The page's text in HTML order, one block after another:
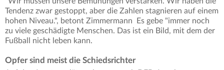
Tendenz zwar gestoppt, aber die Zahlen stagnieren auf einem
hohen Niveau.", betont Zimmermann Es gebe "immer noch
zu viele geschädigte Menschen. Das ist ein Bild, mit dem der
Fußball nicht leben kann.
Opfer sind meist die Schiedsrichter